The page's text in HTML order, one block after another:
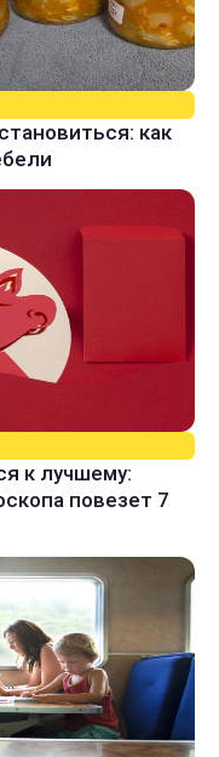
как
к лучшему:
повезет 7